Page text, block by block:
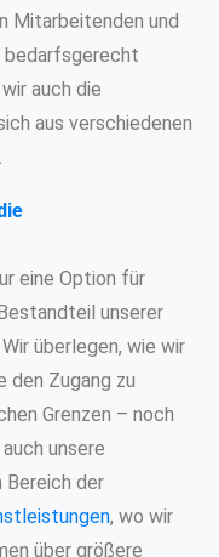
Mitarbeitenden und
bedarfsgerecht
auch die
aus verschiedenen
eine Option für
unserer
überlegen, wie wir
den Zugang zu
Grenzen – noch
unsere
Bereich der
, wo wir
über größere